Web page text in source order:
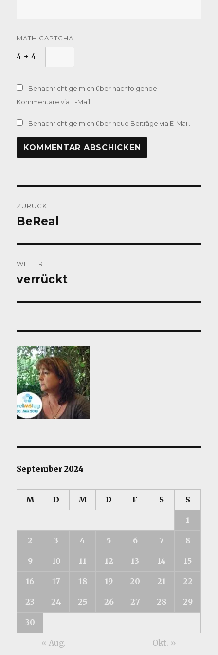
MATH CAPTCHA
4 + 4 =
Benachrichtige mich über nachfolgende
Kommentare via E-Mail.
Benachrichtige mich über neue Beiträge via E-Mail.
ZURÜCK
Vorheriger
BeReal
WEITER
Nächster
verrückt
September 2024
M D M D F S S
1
2 3 4 5 6 7 8
9 10 11 12 13 14 15
16 17 18 19 20 21 22
23 24 25 26 27 28 29
30
« Aug. Okt. »